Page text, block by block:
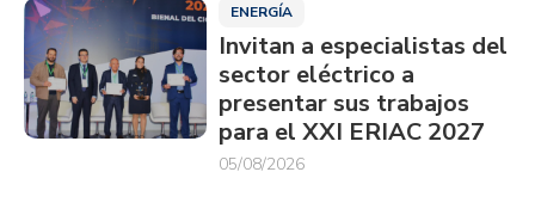
ENERGÍA
Invitan a especialistas del
sector eléctrico a
presentar sus trabajos
para el XXI ERIAC 2027
05/08/2026